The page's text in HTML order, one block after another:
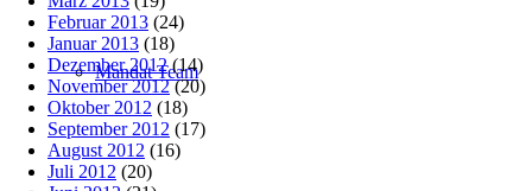
Mandat Team
Februar 2013 (24)
Januar 2013 (18)
Dezember 2012(14)
November 2012(20)
Oktober 2012 (18)
September 2012 (17)
August 2012 (16)
Juli 2012 (20)